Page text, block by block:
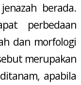
berada.
perbedaan
dan morfologi
merupakan
apabila